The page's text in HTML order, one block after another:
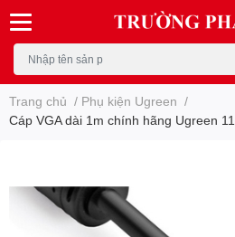
Trang chủ / Phụ kiện Ugreen /
Cáp VGA dài 1m chính hãng Ugreen